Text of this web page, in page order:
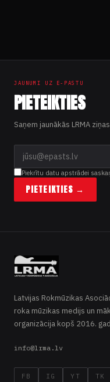
JAUNUMI UZ E-PASTU
PIETEIKTIES
Saņem jaunākās LRMA
Piekrītu datu apstrādei
PIETEIKTIES →
Latvijas Rokmūzikas
roka mūzikas medijs un
organizācija kopš 2016.
info@lrma.lv
FB IG YT TK